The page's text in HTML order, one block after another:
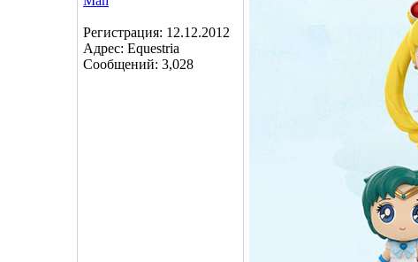
Регистрация: 12.12.2012
Адрес: Equestria
Сообщений: 3,028